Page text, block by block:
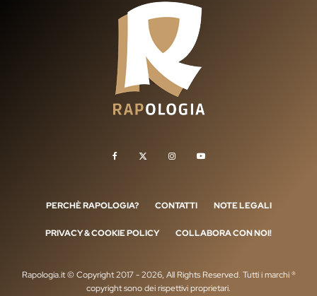
PERCHÈ RAPOLOGIA? CONTATTI NOTE LEGALI
PRIVACY & COOKIE POLICY COLLABORA CON NOI!
Rapologia.it © Copyright 2017 - 2026, All Rights Reserved. Tutti i marchi ®
copyright sono dei rispettivi proprietari.